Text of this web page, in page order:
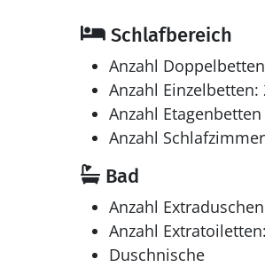
Schlafbereich
Anzahl
Anzahl Einzelbetten:
Anzahl Etagenbetten
Anzahl
Bad
Anzahl
Anzahl
Duschnische